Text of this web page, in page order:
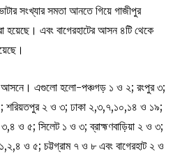
সংখ্যার সমতা আনতে গিয়ে গাজীপুর
হয়েছে। এবং বাগেরহাটের আসন ৪টি থেকে
আসনে। এগুলো হলো-পঞ্চগড় ১ ও ২; রংপুর ৩;
শরিয়তপুর ২ ও ৩; ঢাকা ২,৩,৭,১০,১৪ ও ১৯;
ও ৫; সিলেট ১ ও ৩; ব্রাহ্মণবাড়িয়া ২ ও ৩;
ও ৫; চট্টগ্রাম ৭ ও ৮ এবং বাগেরহাট ২ ও